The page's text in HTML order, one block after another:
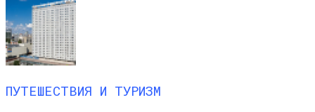
ПУТЕШЕСТВИЯ И ТУРИЗМ